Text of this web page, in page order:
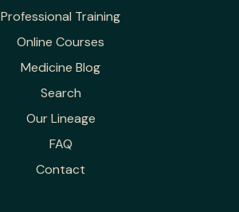
Professional Training
Online Courses
Medicine Blog
Search
Our Lineage
FAQ
Contact